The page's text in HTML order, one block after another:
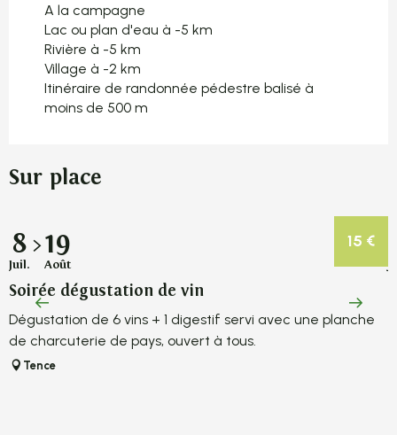
A la campagne
Lac ou plan d'eau à -5 km
Rivière à -5 km
Village à -2 km
Itinéraire de randonnée pédestre balisé à
moins de 500 m
Sur place
15 €
8
Juil.
19
Août
Soirée dégustation de vin
Dégustation de 6 vins + 1 digestif servi avec une planche
de charcuterie de pays, ouvert à tous.
Tence